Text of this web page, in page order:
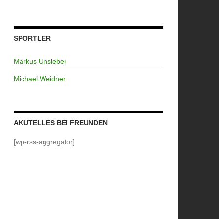
SPORTLER
Markus Unsleber
Michael Weidner
AKUTELLES BEI FREUNDEN
[wp-rss-aggregator]